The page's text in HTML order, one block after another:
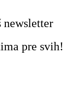
newsletter
pre svih!